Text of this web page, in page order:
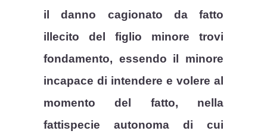
il danno cagionato da fatto
illecito del figlio minore trovi
fondamento, essendo il minore
incapace di intendere e volere al
momento del fatto, nella
fattispecie autonoma di cui